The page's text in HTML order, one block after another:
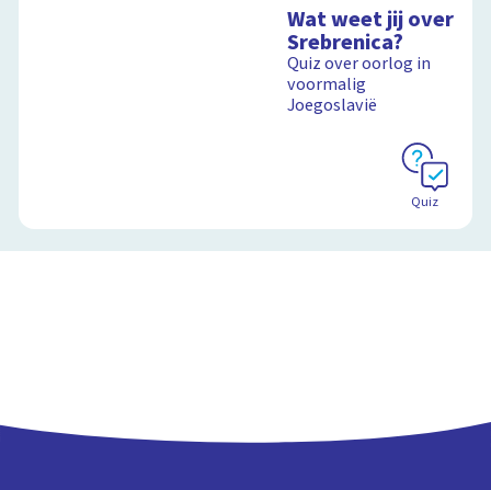
over zee
Wat weet jij over
Srebrenica?
Quiz over oorlog in
voormalig
Joegoslavië
Quiz